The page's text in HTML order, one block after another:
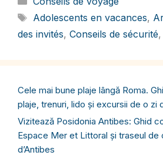
Étiquettes
Adolescents en vacances,
des invités, Conseils de sécurité,
Cele mai bune plaje lângă Roma.
plaje, trenuri, lido și excursii de o zi
Vizitează Posidonia Antibes: Ghid
Espace Mer et Littoral și traseul de
d’Antibes